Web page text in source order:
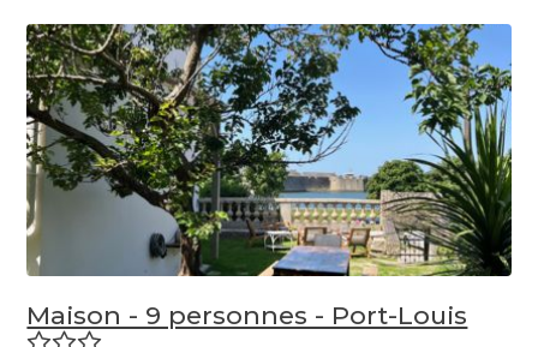
Maison - 9 personnes - Port-Louis